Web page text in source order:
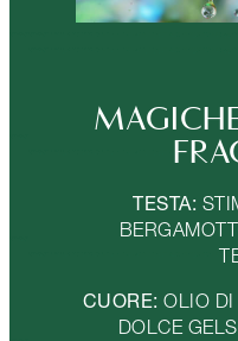
TESTA:
CUORE: OLIO DI
DOLCE